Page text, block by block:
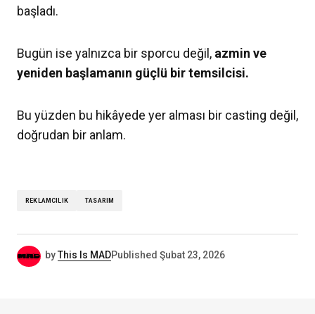
başladı.
Bugün ise yalnızca bir sporcu değil, azmin ve
yeniden başlamanın güçlü bir temsilcisi.
Bu yüzden bu hikâyede yer alması bir casting değil,
doğrudan bir anlam.
REKLAMCILIK TASARIM
byThis Is MADPublished Şubat 23, 2026